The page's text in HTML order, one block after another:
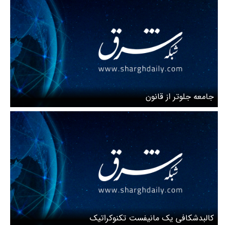
جامعه جلوتر از قانون
کالبدشکافی یک مانیفست تکنوکراتیک